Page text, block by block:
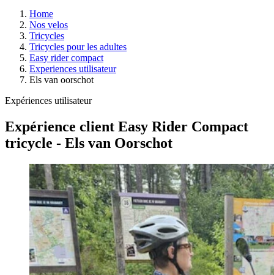
Home
Nos velos
Tricycles
Tricycles pour les adultes
Easy rider compact
Experiences utilisateur
Els van oorschot
Expériences utilisateur
Expérience client Easy Rider Compact
tricycle - Els van Oorschot